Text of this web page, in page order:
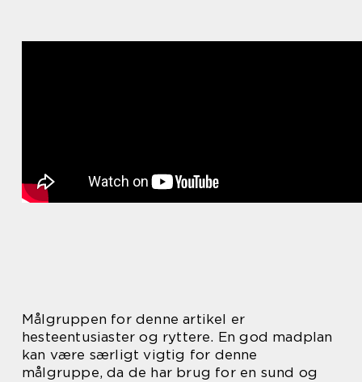
Målgruppen for denne artikel er
hesteentusiaster og ryttere. En god madplan
kan være særligt vigtig for denne
målgruppe, da de har brug for en sund og